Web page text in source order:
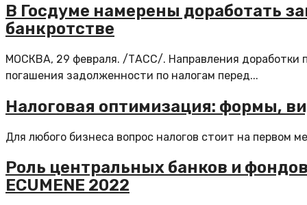
В Госдуме намерены доработать
банкротстве
МОСКВА, 29 февраля. /ТАСС/. Направления доработки
погашения задолженности по налогам перед...
Налоговая оптимизация: формы,
Для любого бизнеса вопрос налогов стоит на первом
Роль центральных банков и
ECUMENE 2022